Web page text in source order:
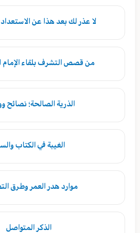
لا عذر لك بعد هذا عن الاستعداد
من قصص التشرف بلقاء
الذرية الصالحة؛ نصائح
الغيبة في الكتاب
موارد هدر العمر وطرق
الذكر المتواصل